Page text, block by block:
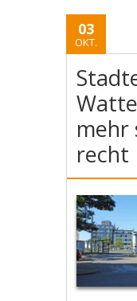
03
OKT.
mehr
recht